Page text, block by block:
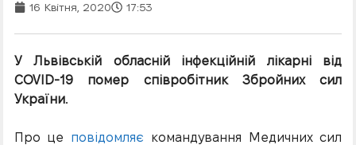
16 Квітня, 2020 17:53
У Львівській обласній інфекційній лікарні від
COVID-19 помер співробітник Збройних сил
України.
Про це повідомляє командування Медичних сил